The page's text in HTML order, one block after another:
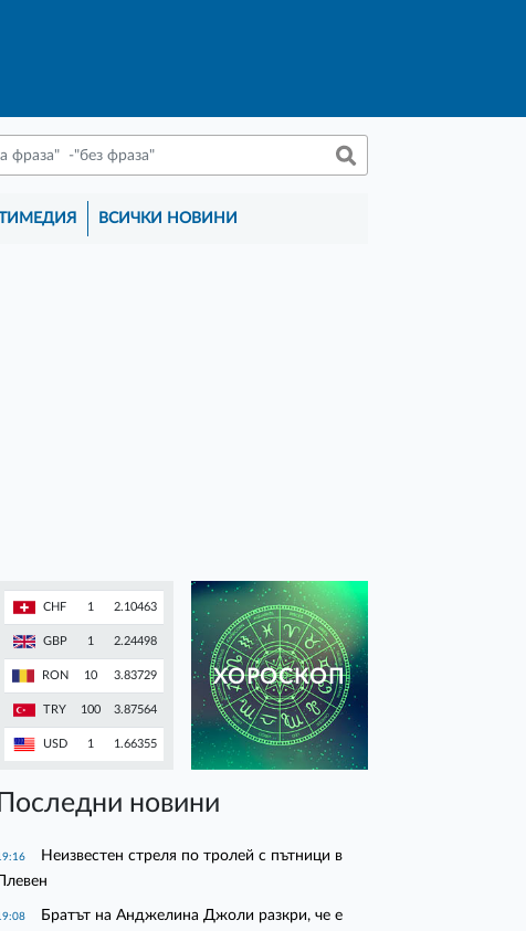
ВСИЧКИ НОВИНИ
CHF 1 2.10463
GBP 1 2.24498
RON 10 3.83729
TRY 100 3.87564
USD 1 1.66355
ХОРОСКОП
Последни новини
Неизвестен стреля по тролей с пътници в
Братът на Анджелина Джоли разкри, че е